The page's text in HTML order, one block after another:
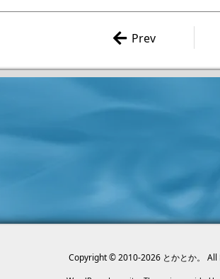
女が舞い降りた！」に行って
Prev
Copyright ©2010-2026 とかとか。 All